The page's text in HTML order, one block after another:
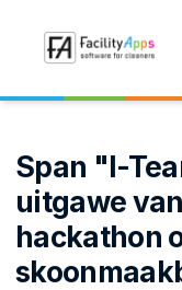
Span "I-
uitgawe
hackathon